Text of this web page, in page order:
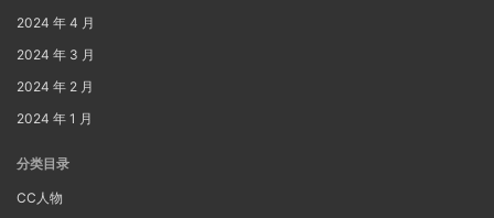
2024 年 4 月
2024 年 3 月
2024 年 2 月
2024 年 1 月
分类目录
CC人物